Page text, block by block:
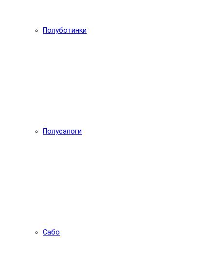
Полуботинки
Полусапоги
Сабо